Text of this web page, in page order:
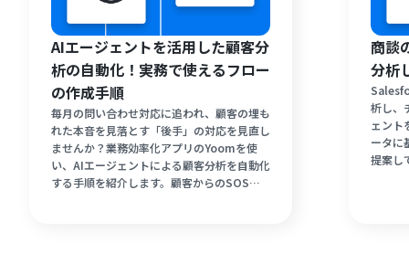
AIエージェントを活用した顧客分
析の自動化！実務で使えるフロー
の作成手順
毎月の問い合わせ対応に追われ、顧客の埋も
れた本音を見落とす「後手」の対応を見直し
ませんか？業務効率化アプリのYoomを使
い、AIエージェントによる顧客分析を自動化
する手順を紹介します。顧客からのSOSを
商談
分析
析し、
ェント
ータに
提案し